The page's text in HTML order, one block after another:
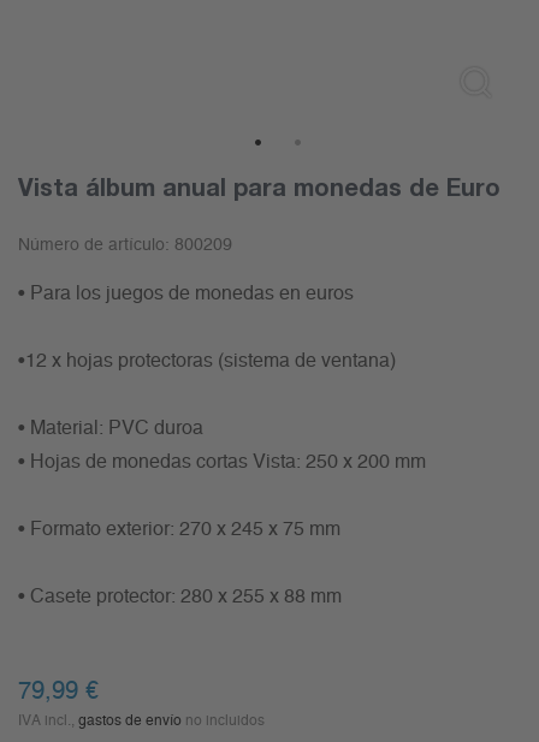
Vista álbum anual para monedas de Euro
Número de artículo: 800209
• Para los juegos de monedas en euros
•12 x hojas protectoras (sistema de ventana)
• Material: PVC duroa
• Hojas de monedas cortas Vista: 250 x 200 mm
• Formato exterior: 270 x 245 x 75 mm
• Casete protector: 280 x 255 x 88 mm
79,99 €
IVA incl., gastos de envío no incluidos